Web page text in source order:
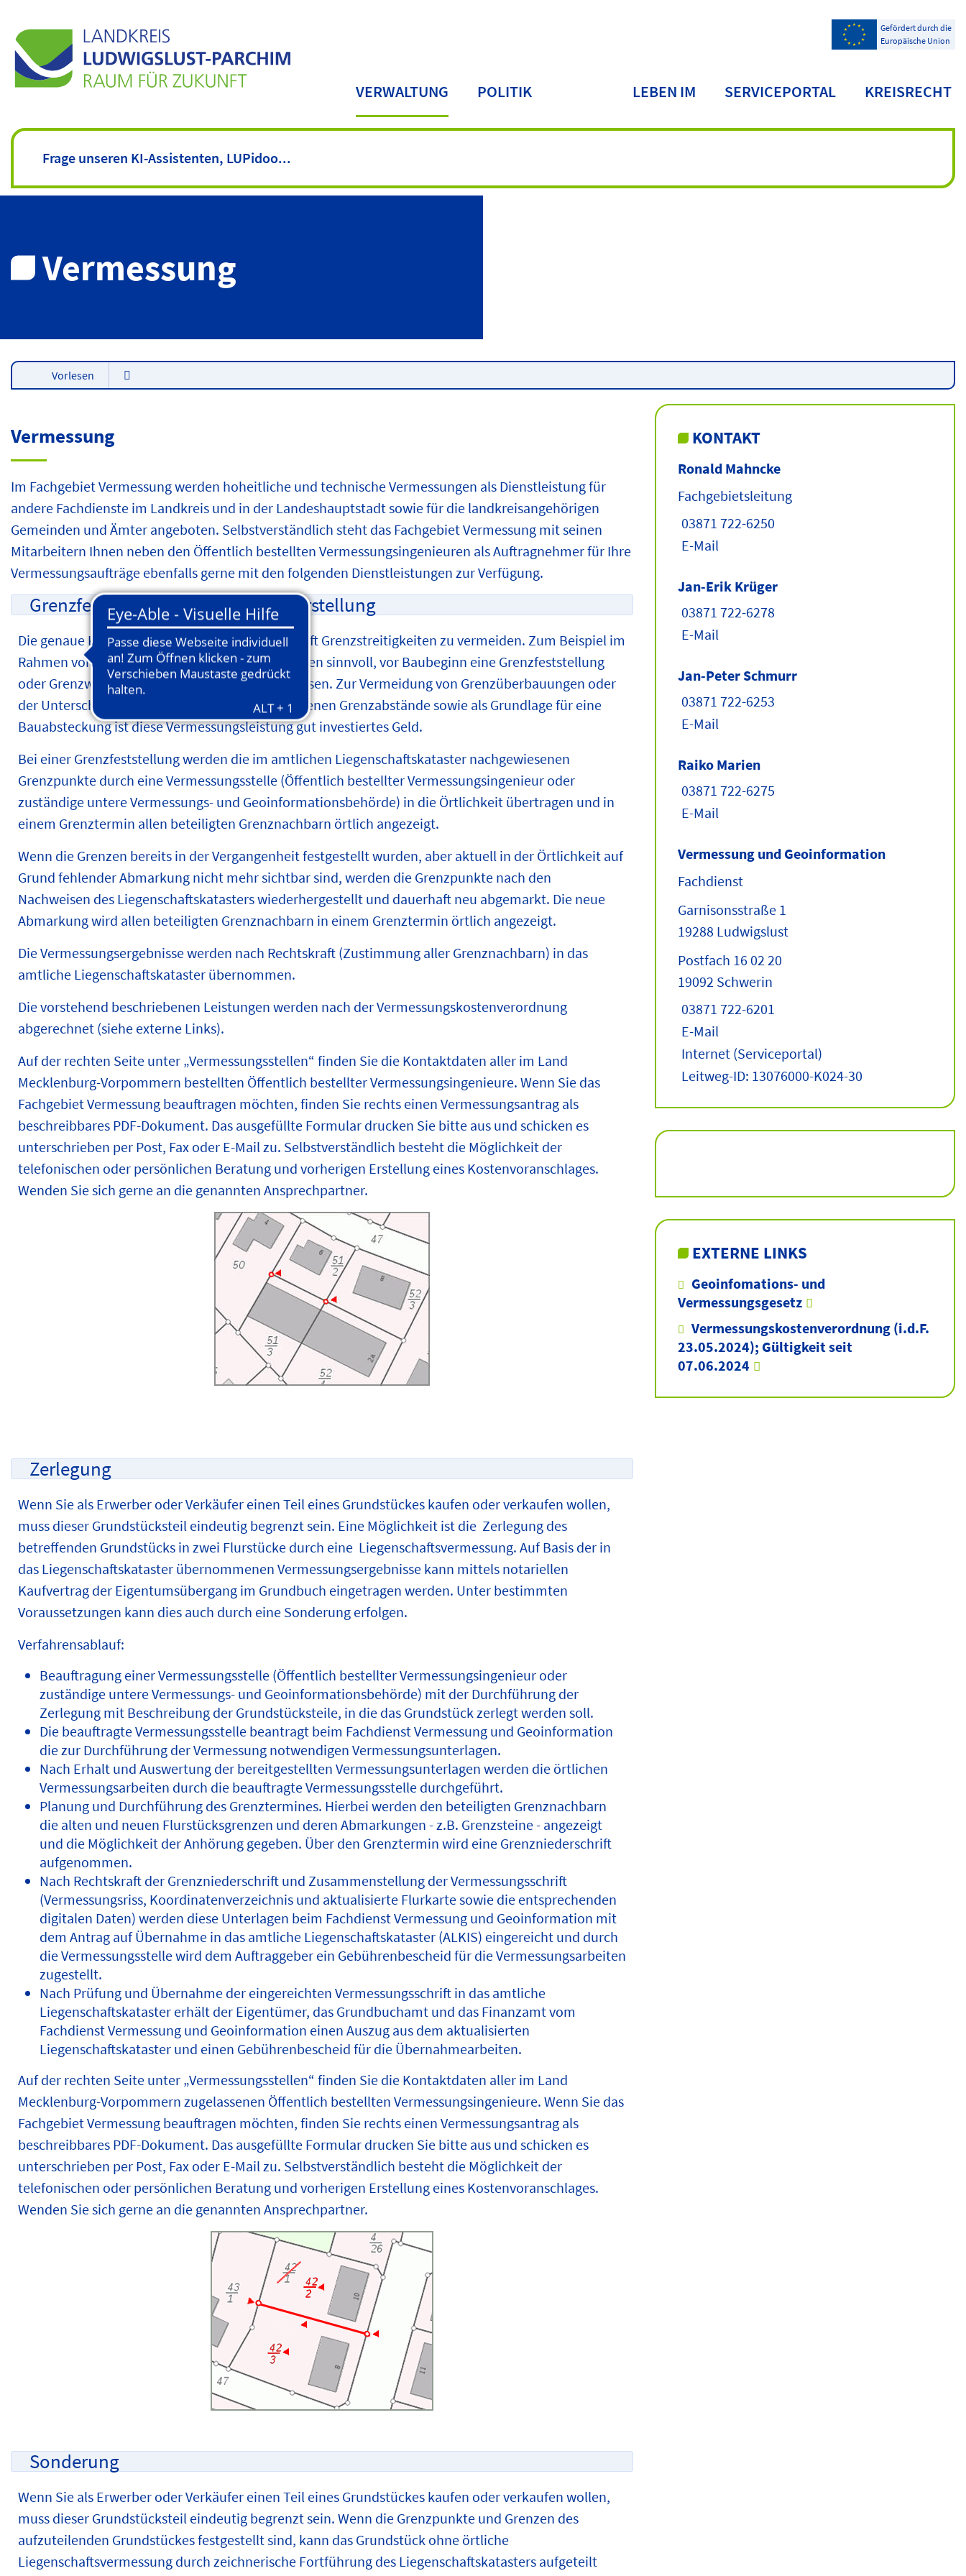
Gefördert durch die
Europäische Union
VERWALTUNG POLITIK LEBEN IM SERVICEPORTAL KREISRECHT
Vermessung
Vorlesen
Vermessung
Im Fachgebiet Vermessung werden hoheitliche und technische Vermessungen als Dienstleistung für
andere Fachdienste im Landkreis und in der Landeshauptstadt sowie für die landkreisangehörigen
Gemeinden und Ämter angeboten. Selbstverständlich steht das Fachgebiet Vermessung mit seinen
Mitarbeitern Ihnen neben den Öffentlich bestellten Vermessungsingenieuren als Auftragnehmer für Ihre
Vermessungsaufträge ebenfalls gerne mit den folgenden Dienstleistungen zur Verfügung.
Grenzfeststellung / Grenzwiederherstellung
Die genaue Kenntnis der Grundstücksgrenzen hilft Grenzstreitigkeiten zu vermeiden. Zum Beispiel im
Rahmen von Baumaßnahmen ist es in vielen Fällen sinnvoll, vor Baubeginn eine Grenzfeststellung
oder Grenzwiederherstellung durchführen zu lassen. Zur Vermeidung von Grenzüberbauungen oder
der Unterschreitung der gesetzlich vorgeschriebenen Grenzabstände sowie als Grundlage für eine
Bauabsteckung ist diese Vermessungsleistung gut investiertes Geld.
Bei einer Grenzfeststellung werden die im amtlichen Liegenschaftskataster nachgewiesenen
Grenzpunkte durch eine Vermessungsstelle (Öffentlich bestellter Vermessungsingenieur oder
zuständige untere Vermessungs- und Geoinformationsbehörde) in die Örtlichkeit übertragen und in
einem Grenztermin allen beteiligten Grenznachbarn örtlich angezeigt.
Wenn die Grenzen bereits in der Vergangenheit festgestellt wurden, aber aktuell in der Örtlichkeit auf
Grund fehlender Abmarkung nicht mehr sichtbar sind, werden die Grenzpunkte nach den
Nachweisen des Liegenschaftskatasters wiederhergestellt und dauerhaft neu abgemarkt. Die neue
Abmarkung wird allen beteiligten Grenznachbarn in einem Grenztermin örtlich angezeigt.
Die Vermessungsergebnisse werden nach Rechtskraft (Zustimmung aller Grenznachbarn) in das
amtliche Liegenschaftskataster übernommen.
Die vorstehend beschriebenen Leistungen werden nach der Vermessungskostenverordnung
abgerechnet (siehe externe Links).
Auf der rechten Seite unter „Vermessungsstellen“ finden Sie die Kontaktdaten aller im Land
Mecklenburg-Vorpommern bestellten Öffentlich bestellter Vermessungsingenieure. Wenn Sie das
Fachgebiet Vermessung beauftragen möchten, finden Sie rechts einen Vermessungsantrag als
beschreibbares PDF-Dokument. Das ausgefüllte Formular drucken Sie bitte aus und schicken es
unterschrieben per Post, Fax oder E-Mail zu. Selbstverständlich besteht die Möglichkeit der
telefonischen oder persönlichen Beratung und vorherigen Erstellung eines Kostenvoranschlages.
Wenden Sie sich gerne an die genannten Ansprechpartner.
Zerlegung
Wenn Sie als Erwerber oder Verkäufer einen Teil eines Grundstückes kaufen oder verkaufen wollen,
muss dieser Grundstücksteil eindeutig begrenzt sein. Eine Möglichkeit ist die Zerlegung des
betreffenden Grundstücks in zwei Flurstücke durch eine Liegenschaftsvermessung. Auf Basis der in
das Liegenschaftskataster übernommenen Vermessungsergebnisse kann mittels notariellen
Kaufvertrag der Eigentumsübergang im Grundbuch eingetragen werden. Unter bestimmten
Voraussetzungen kann dies auch durch eine Sonderung erfolgen.
Verfahrensablauf:
Beauftragung einer Vermessungsstelle (Öffentlich bestellter Vermessungsingenieur oder
zuständige untere Vermessungs- und Geoinformationsbehörde) mit der Durchführung der
Zerlegung mit Beschreibung der Grundstücksteile, in die das Grundstück zerlegt werden soll.
Die beauftragte Vermessungsstelle beantragt beim Fachdienst Vermessung und Geoinformation
die zur Durchführung der Vermessung notwendigen Vermessungsunterlagen.
Nach Erhalt und Auswertung der bereitgestellten Vermessungsunterlagen werden die örtlichen
Vermessungsarbeiten durch die beauftragte Vermessungsstelle durchgeführt.
Planung und Durchführung des Grenztermines. Hierbei werden den beteiligten Grenznachbarn
die alten und neuen Flurstücksgrenzen und deren Abmarkungen - z.B. Grenzsteine - angezeigt
und die Möglichkeit der Anhörung gegeben. Über den Grenztermin wird eine Grenzniederschrift
aufgenommen.
Nach Rechtskraft der Grenzniederschrift und Zusammenstellung der Vermessungsschrift
(Vermessungsriss, Koordinatenverzeichnis und aktualisierte Flurkarte sowie die entsprechenden
digitalen Daten) werden diese Unterlagen beim Fachdienst Vermessung und Geoinformation mit
dem Antrag auf Übernahme in das amtliche Liegenschaftskataster (ALKIS) eingereicht und durch
die Vermessungsstelle wird dem Auftraggeber ein Gebührenbescheid für die Vermessungsarbeiten
zugestellt.
Nach Prüfung und Übernahme der eingereichten Vermessungsschrift in das amtliche
Liegenschaftskataster erhält der Eigentümer, das Grundbuchamt und das Finanzamt vom
Fachdienst Vermessung und Geoinformation einen Auszug aus dem aktualisierten
Liegenschaftskataster und einen Gebührenbescheid für die Übernahmearbeiten.
Auf der rechten Seite unter „Vermessungsstellen“ finden Sie die Kontaktdaten aller im Land
Mecklenburg-Vorpommern zugelassenen Öffentlich bestellten Vermessungsingenieure. Wenn Sie das
Fachgebiet Vermessung beauftragen möchten, finden Sie rechts einen Vermessungsantrag als
beschreibbares PDF-Dokument. Das ausgefüllte Formular drucken Sie bitte aus und schicken es
unterschrieben per Post, Fax oder E-Mail zu. Selbstverständlich besteht die Möglichkeit der
telefonischen oder persönlichen Beratung und vorherigen Erstellung eines Kostenvoranschlages.
Wenden Sie sich gerne an die genannten Ansprechpartner.
Sonderung
Wenn Sie als Erwerber oder Verkäufer einen Teil eines Grundstückes kaufen oder verkaufen wollen,
muss dieser Grundstücksteil eindeutig begrenzt sein. Wenn die Grenzpunkte und Grenzen des
aufzuteilenden Grundstückes festgestellt sind, kann das Grundstück ohne örtliche
Liegenschaftsvermessung durch zeichnerische Fortführung des Liegenschaftskatasters aufgeteilt
KONTAKT
Ronald Mahncke
Fachgebietsleitung
03871 722-6250
E-Mail
Jan-Erik Krüger
03871 722-6278
E-Mail
Jan-Peter Schmurr
03871 722-6253
E-Mail
Raiko Marien
03871 722-6275
E-Mail
Vermessung und Geoinformation
Fachdienst
Garnisonsstraße 1
19288 Ludwigslust
Postfach 16 02 20
19092 Schwerin
03871 722-6201
E-Mail
Internet(Serviceportal)
Leitweg-ID: 13076000-K024-30
EXTERNE LINKS
Geoinfomations- und
Vermessungsgesetz
Vermessungskostenverordnung (i.d.F.
23.05.2024); Gültigkeit seit
07.06.2024